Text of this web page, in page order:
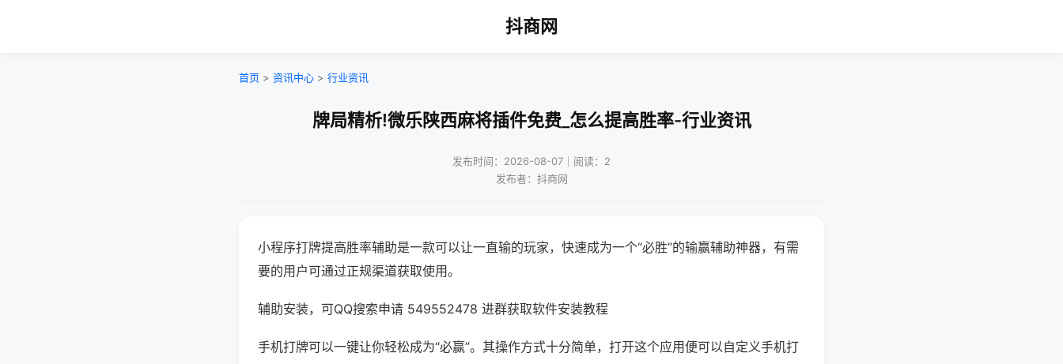
抖商网
首页 > 资讯中心 > 行业资讯
牌局精析!微乐陕西麻将插件免费_怎么提高胜率-行业资讯
发布时间：2026-08-07｜阅读：2
发布者：抖商网
小程序打牌提高胜率辅助是一款可以让一直输的玩家，快速成为一个“必胜”的输赢辅助神器，有需
要的用户可通过正规渠道获取使用。
辅助安装，可QQ搜索申请 549552478 进群获取软件安装教程
手机打牌可以一键让你轻松成为“必赢”。其操作方式十分简单，打开这个应用便可以自定义手机打